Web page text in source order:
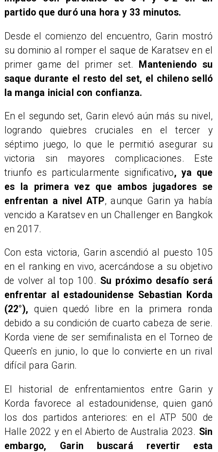
partido que duró una hora y 33 minutos.
Desde el comienzo del encuentro, Garin mostró
su dominio al romper el saque de Karatsev en el
primer game del primer set.
Manteniendo su
saque durante el resto del set, el chileno selló
la manga inicial con confianza.
En el segundo set, Garin elevó aún más su nivel,
logrando quiebres cruciales en el tercer y
séptimo juego, lo que le permitió asegurar su
victoria sin mayores complicaciones. Este
triunfo es particularmente significativo, ya que
es la primera vez que ambos jugadores se
enfrentan a nivel ATP, aunque Garin ya había
vencido a Karatsev en un Challenger en Bangkok
en 2017.
Con esta victoria, Garin ascendió al puesto 105
en el ranking en vivo, acercándose a su objetivo
de volver al top 100. Su próximo desafío será
enfrentar al estadounidense Sebastian Korda
(22°), quien quedó libre en la primera ronda
debido a su condición de cuarto cabeza de serie.
Korda viene de ser semifinalista en el Torneo de
Queen's en junio, lo que lo convierte en un rival
difícil para Garin.
El historial de enfrentamientos entre Garin y
Korda favorece al estadounidense, quien ganó
los dos partidos anteriores: en el ATP 500 de
Halle 2022 y en el Abierto de Australia 2023. Sin
embargo, Garin buscará revertir esta